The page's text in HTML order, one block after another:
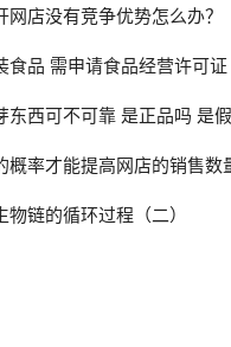
店没有竞争优势怎么办？
食品 需申请食品经营许可证
东西可不可靠 是正品吗 是
概率才能提高网店的销售数
物链的循环过程（二）